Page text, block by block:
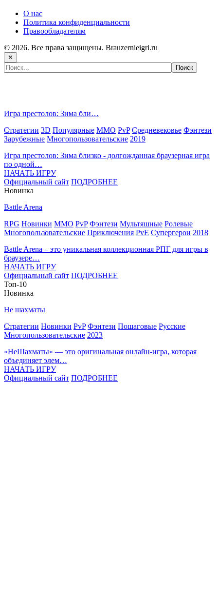
О нас
Политика конфиденциальности
Правообладателям
© 2026. Все права защищены. Brauzernieigri.ru
✕
Игра престолов: Зима бли…
Стратегии 3D Популярные MMO PvP Средневековье Фэнтези
Зарубежные Многопользовательские 2019
Игра престолов: Зима близко - долгожданная браузерная игра
по одной…
НАЧАТЬ ИГРУ
Официальный сайт ПОДРОБНЕЕ
Новинка
Battle Arena
RPG Новинки MMO PvP Фэнтези Мультяшные Ролевые
Многопользовательские Приключения PvE Супергерои 2018
Battle Arena – это уникальная коллекционная РПГ для игры в
браузере…
НАЧАТЬ ИГРУ
Официальный сайт ПОДРОБНЕЕ
Топ-10
Новинка
Не шахматы
Стратегии Новинки PvP Фэнтези Пошаговые Русские
Многопользовательские 2023
«НеШахматы» — это оригинальная онлайн-игра, которая
объединяет элем…
НАЧАТЬ ИГРУ
Официальный сайт ПОДРОБНЕЕ